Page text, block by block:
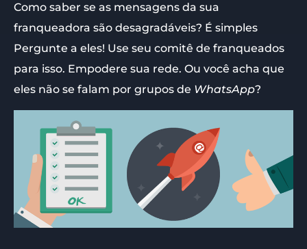
Como saber se as mensagens da sua
franqueadora são desagradáveis? É simples
Pergunte a eles! Use seu comitê de franqueados
para isso. Empodere sua rede. Ou você acha que
eles não se falam por grupos de WhatsApp?